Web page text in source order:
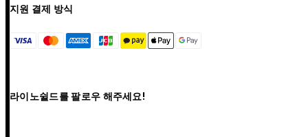
지원 결제 방식
라이노쉴드를 팔로우 해주세요!